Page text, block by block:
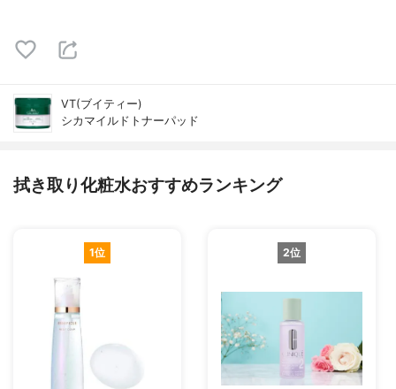
VT(ブイティー)
シカマイルドトナーパッド
拭き取り化粧水おすすめランキング
1位 2位